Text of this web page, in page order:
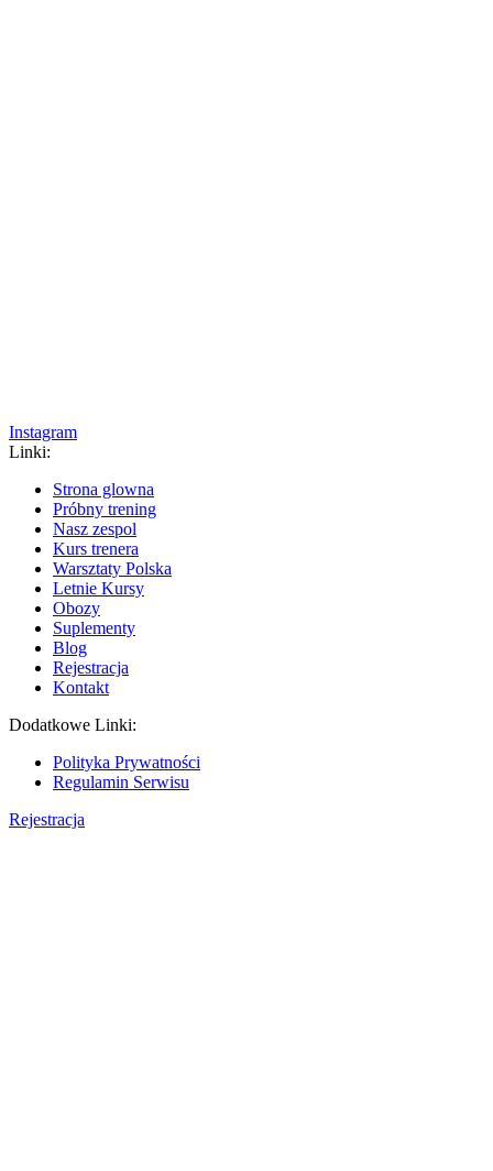
Instagram
Linki:
Strona glowna
Próbny trening
Nasz zespol
Kurs trenera
Warsztaty Polska
Letnie Kursy
Obozy
Suplementy
Blog
Rejestracja
Kontakt
Dodatkowe Linki:
Polityka Prywatności
Regulamin Serwisu
Rejestracja